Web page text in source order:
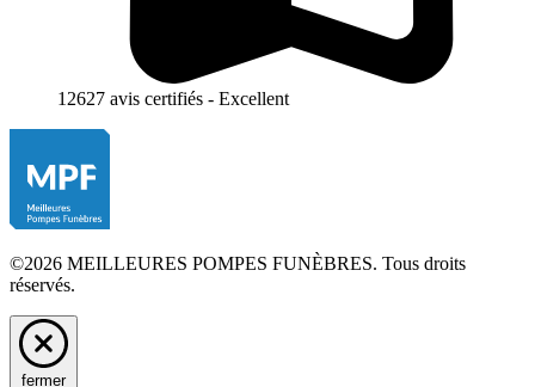
12627 avis certifiés - Excellent
©2026 MEILLEURES POMPES FUNÈBRES. Tous droits
réservés.
fermer